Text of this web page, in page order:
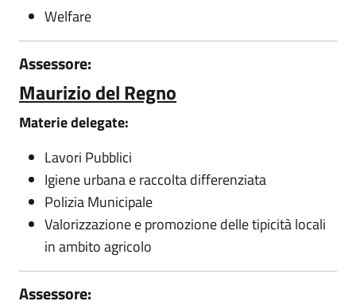
Welfare
Assessore:
Maurizio del Regno
Materie delegate:
Lavori Pubblici
Igiene urbana e raccolta differenziata
Polizia Municipale
Valorizzazione e promozione delle tipicità locali
in ambito agricolo
Assessore: